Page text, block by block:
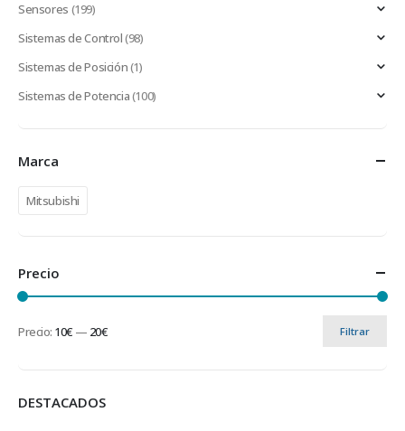
Sensores (199)
Sistemas de Control(98)
Sistemas de Posición(1)
Sistemas de Potencia(100)
Marca
Mitsubishi
Precio
Filtrar
Precio: 10€ — 20€
DESTACADOS